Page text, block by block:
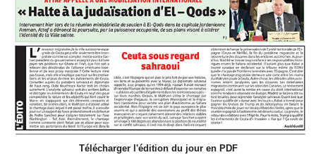
Télécharger l'édition du jour en PDF